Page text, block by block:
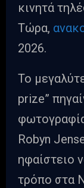
κινητά
Τώρα,
2026.
Το
prize”
Robyn
ηφαίστειο
τρόπο στα